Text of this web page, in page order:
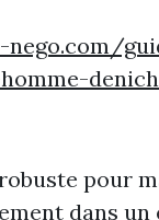
pour
dans